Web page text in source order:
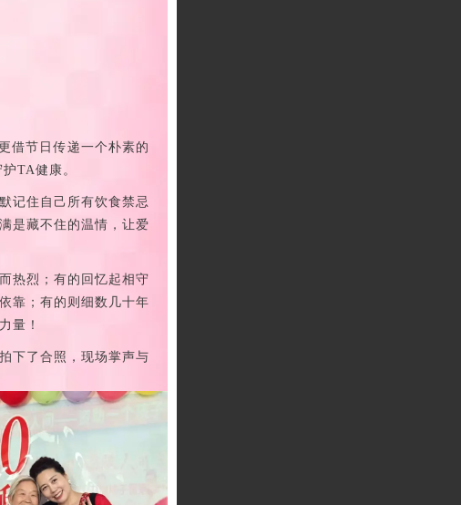
借节日传递一个朴素的
TA健康。
记住自己所有饮食禁忌
是藏不住的温情，让爱
热烈；有的回忆起相守
靠；有的则细数几十年
量！
下了合照，现场掌声与